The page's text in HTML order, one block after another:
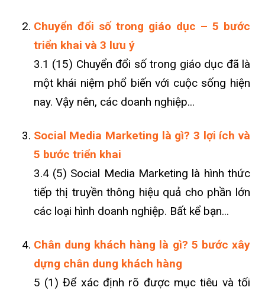
Chuyển đổi số trong giáo dục – 5 bước
triển khai và 3 lưu ý
3.1 (15) Chuyển đổi số trong giáo dục đã là
một khái niệm phổ biến với cuộc sống hiện
nay. Vậy nên, các doanh nghiệp...
Social Media Marketing là gì? 3 lợi ích và
5 bước triển khai
3.4 (5) Social Media Marketing là hình thức
tiếp thị truyền thông hiệu quả cho phần lớn
các loại hình doanh nghiệp. Bất kể bạn...
Chân dung khách hàng là gì? 5 bước xây
dựng chân dung khách hàng
5 (1) Để xác định rõ được mục tiêu và tối